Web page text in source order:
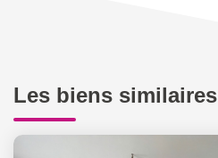
Les biens similaires